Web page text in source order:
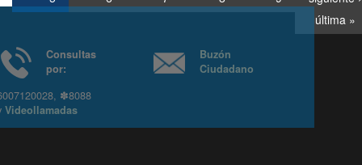
última »
Consultas
6007120028, ✽8088
yVideollamadas
Ciudadano